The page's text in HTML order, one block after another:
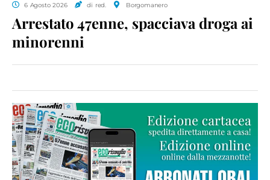
6 Agosto 2026 di red. Borgomanero
Arrestato 47enne, spacciava droga ai
minorenni